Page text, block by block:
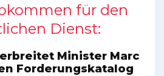
für den
Dienst:
Minister Marc
Forderungskatalog